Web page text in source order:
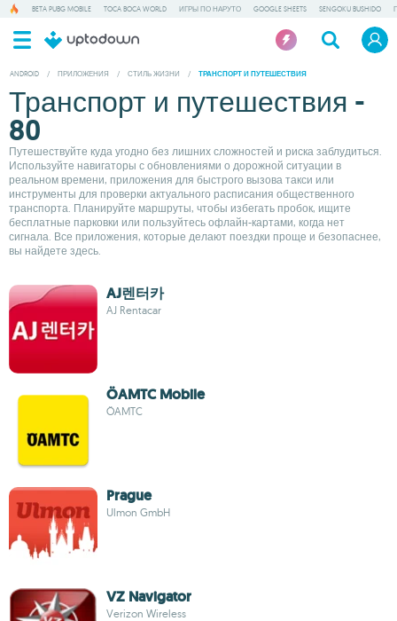
BETA PUBG MOBILE TOCA BOCA WORLD ИГРЫ ПО НАРУТО GOOGLE SHEETS SENGOKU BUSHIDO
ANDROID / ПРИЛОЖЕНИЯ / СТИЛЬ ЖИЗНИ / ТРАНСПОРТ И ПУТЕШЕСТВИЯ
Транспорт и путешествия -
80
Путешествуйте куда угодно без лишних сложностей и риска заблудиться.
Используйте навигаторы с обновлениями о дорожной ситуации в
реальном времени, приложения для быстрого вызова такси или
инструменты для проверки актуального расписания общественного
транспорта. Планируйте маршруты, чтобы избегать пробок, ищите
бесплатные парковки или пользуйтесь офлайн-картами, когда нет
сигнала. Все приложения, которые делают поездки проще и безопаснее,
вы найдете здесь.
AJ렌터카
AJ Rentacar
ÖAMTC Mobile
ÖAMTC
Prague
Ulmon GmbH
VZ Navigator
Verizon Wireless